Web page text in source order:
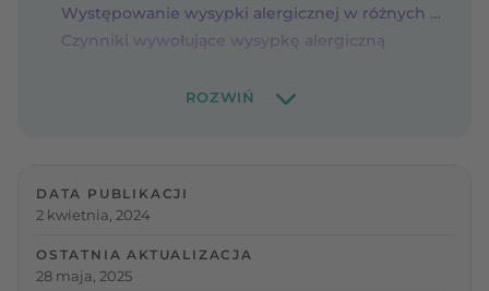
Występowanie wysypki alergicznej w różnych grupach wiekowych
Czynniki wywołujące wysypkę alergiczną
DATA PUBLIKACJI
2 kwietnia, 2024
OSTATNIA AKTUALIZACJA
28 maja, 2025